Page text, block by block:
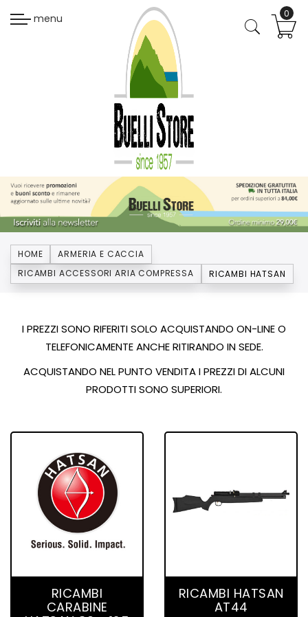
menu
HOME
ARMERIA E CACCIA
RICAMBI ACCESSORI ARIA COMPRESSA
RICAMBI HATSAN
I PREZZI SONO RIFERITI SOLO ACQUISTANDO ON-LINE O
TELEFONICAMENTE ANCHE RITIRANDO IN SEDE.
ACQUISTANDO NEL PUNTO VENDITA I PREZZI DI ALCUNI
PRODOTTI SONO SUPERIORI.
RICAMBI
CARABINE
RICAMBI HATSAN
AT44